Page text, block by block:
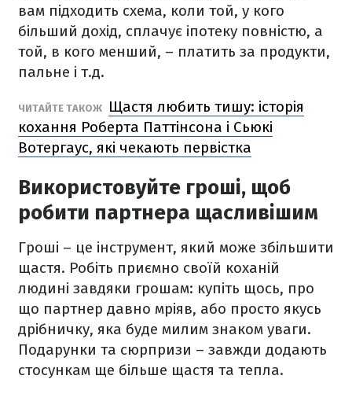
вам підходить схема, коли той, у кого
більший дохід, сплачує іпотеку повністю, а
той, в кого менший, – платить за продукти,
пальне і т.д.
ЧИТАЙТЕ ТАКОЖ
Щастя любить тишу: історія
кохання Роберта Паттінсона і Сьюкі
Вотергаус, які чекають первістка
Використовуйте гроші, щоб
робити партнера щасливішим
Гроші – це інструмент, який може збільшити
щастя. Робіть приємно своїй коханій
людині завдяки грошам: купіть щось, про
що партнер давно мріяв, або просто якусь
дрібничку, яка буде милим знаком уваги.
Подарунки та сюрпризи – завжди додають
стосункам ще більше щастя та тепла.